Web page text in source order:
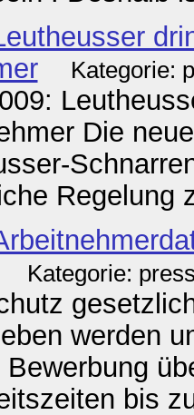
Kategorie:
Die
Regelung
Kategorie:
werden
Bewerbung
bis